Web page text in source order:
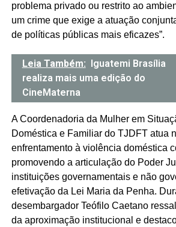
problema privado ou restrito ao
um crime que exige a atuação
de políticas públicas mais eficazes”.
Leia Também:
Iguatemi Brasília
realiza mais uma edição do
CineMaterna
A Coordenadoria da Mulher em
Doméstica e Familiar do TJDFT atua
enfrentamento à violência doméstica
promovendo a articulação do Poder
instituições governamentais e não
efetivação da Lei Maria da Penha.
desembargador Teófilo Caetano
da aproximação institucional e